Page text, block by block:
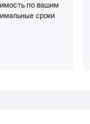
по вашим
сроки